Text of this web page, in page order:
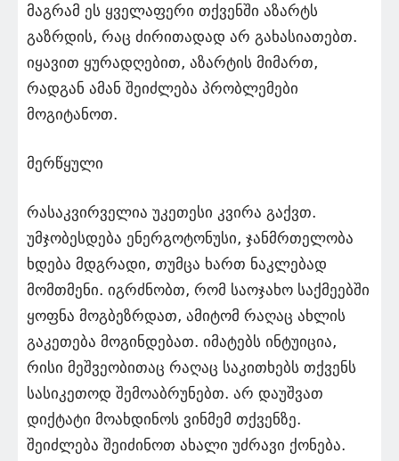
მაგრამ ეს ყველაფერი თქვენში აზარტს
გაზრდის, რაც ძირითადად არ გახასიათებთ.
იყავით ყურადღებით, აზარტის მიმართ,
რადგან ამან შეიძლება პრობლემები
მოგიტანოთ.
მერწყული
რასაკვირველია უკეთესი კვირა გაქვთ.
უმჯობესდება ენერგოტონუსი, ჯანმრთელობა
ხდება მდგრადი, თუმცა ხართ ნაკლებად
მომთმენი. იგრძნობთ, რომ საოჯახო საქმეებში
ყოფნა მოგბეზრდათ, ამიტომ რაღაც ახლის
გაკეთება მოგინდებათ. იმატებს ინტუიცია,
რისი მეშვეობითაც რაღაც საკითხებს თქვენს
სასიკეთოდ შემოაბრუნებთ. არ დაუშვათ
დიქტატი მოახდინოს ვინმემ თქვენზე.
შეიძლება შეიძინოთ ახალი უძრავი ქონება.